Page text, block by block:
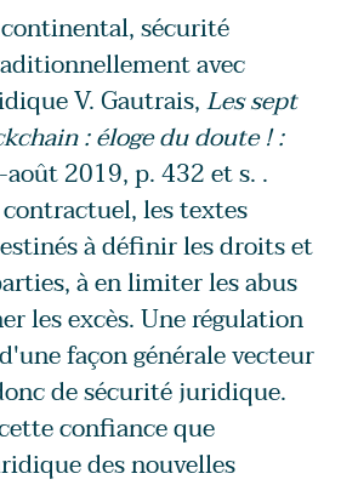
sécurité
avec
V. Gautrais,Les sept
: éloge du doute ! :
2019, p. 432 et s. .
les textes
à définir les droits et
à en limiter les abus
les excès. Une régulation
façon générale vecteur
de sécurité juridique.
confiance que
des nouvelles